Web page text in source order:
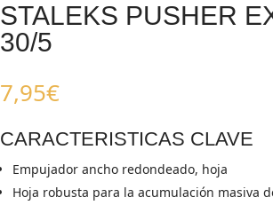
STALEKS PUSHER
30/5
7,95€
CARACTERISTICAS CLAVE
Empujador ancho redondeado, hoja
Hoja robusta para la acumulación masiva